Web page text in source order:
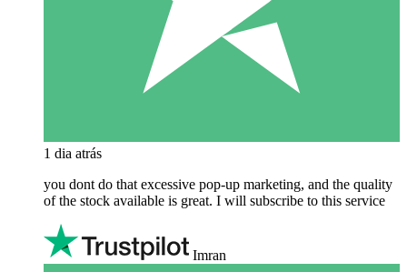
1 dia atrás
you dont do that excessive pop-up marketing, and the quality
of the stock available is great. I will subscribe to this service
Imran